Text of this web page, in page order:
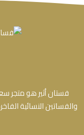
فستان أثير هو متجر
والفساتين النسائية